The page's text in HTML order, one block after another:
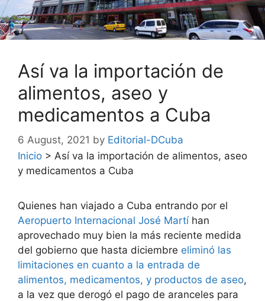
Así va la importación de
alimentos, aseo y
medicamentos a Cuba
6 August, 2021 by Editorial-DCuba
Inicio > Así va la importación de alimentos, aseo
y medicamentos a Cuba
Quienes han viajado a Cuba entrando por el
Aeropuerto Internacional José Martíhan
aprovechado muy bien la más reciente medida
del gobierno que hasta diciembre eliminó las
limitaciones en cuanto a la entrada de
alimentos, medicamentos, y productos de aseo,
a la vez que derogó el pago de aranceles para